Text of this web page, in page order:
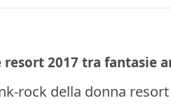
resort 2017 tra fantasie
rock della donna resort